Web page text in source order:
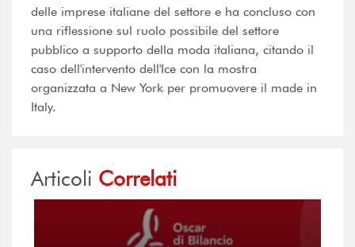
delle imprese italiane del settore e ha concluso con
una riflessione sul ruolo possibile del settore
pubblico a supporto della moda italiana, citando il
caso dell'intervento dell'Ice con la mostra
organizzata a New York per promuovere il made in
Italy.
Articoli Correlati